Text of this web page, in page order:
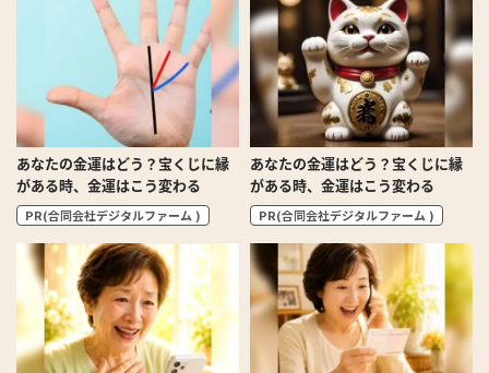
あなたの金運はどう？宝くじに縁
がある時、金運はこう変わる
PR(合同会社デジタルファーム )
あなたの金運はどう？宝くじに縁
がある時、金運はこう変わる
PR(合同会社デジタルファーム )